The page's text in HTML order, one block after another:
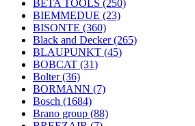
BETA TOOLS (250)
BIEMMEDUE (23)
BISONTE (360)
Black and Decker(265)
BLAUPUNKT (45)
BOBCAT (31)
Bolter(36)
BORMANN (7)
Bosch (1684)
Brano group (88)